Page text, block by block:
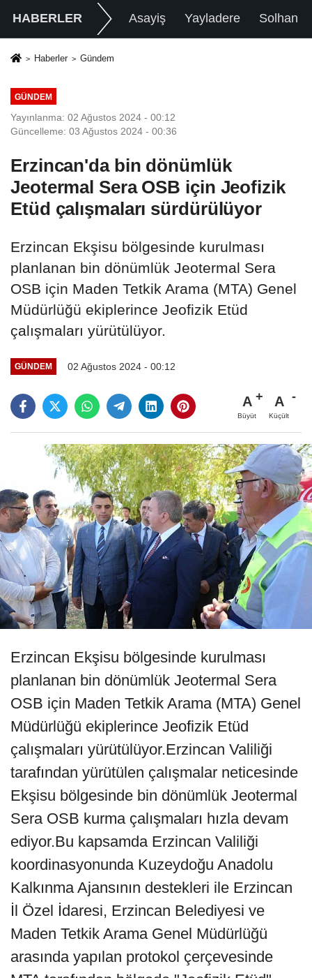
HABERLER Asayiş Yayladere Solhan
Haberler Gündem
GÜNDEM
Yayınlanma: 02 Ağustos 2024 - 00:12
Güncelleme: 03 Ağustos 2024 - 00:36
Erzincan'da bin dönümlük
Jeotermal Sera OSB için Jeofizik
Etüd çalışmaları sürdürülüyor
Erzincan Ekşisu bölgesinde kurulması
planlanan bin dönümlük Jeotermal Sera
OSB için Maden Tetkik Arama (MTA) Genel
Müdürlüğü ekiplerince Jeofizik Etüd
çalışmaları yürütülüyor.
GÜNDEM 02 Ağustos 2024 - 00:12
A
Büyüt
A
Küçült
Erzincan Ekşisu bölgesinde kurulması
planlanan bin dönümlük Jeotermal Sera
OSB için Maden Tetkik Arama (MTA) Genel
Müdürlüğü ekiplerince Jeofizik Etüd
çalışmaları yürütülüyor.Erzincan Valiliği
tarafından yürütülen çalışmalar neticesinde
Ekşisu bölgesinde bin dönümlük Jeotermal
Sera OSB kurma çalışmaları hızla devam
ediyor.Bu kapsamda Erzincan Valiliği
koordinasyonunda Kuzeydoğu Anadolu
Kalkınma Ajansının destekleri ile Erzincan
İl Özel İdaresi, Erzincan Belediyesi ve
Maden Tetkik Arama Genel Müdürlüğü
arasında yapılan protokol çerçevesinde